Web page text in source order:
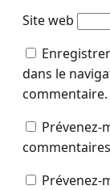
Site web
dans le
commentaire.
Prévenez-
Prévenez-